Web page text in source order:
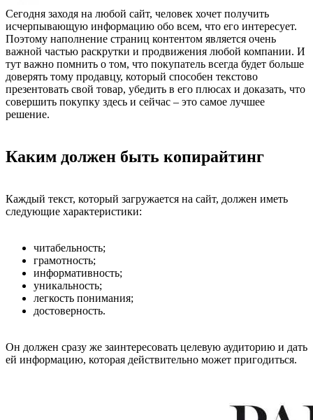
Сегодня заходя на любой сайт, человек хочет получить
исчерпывающую информацию обо всем, что его интересует.
Поэтому наполнение страниц контентом является очень
важной частью раскрутки и продвижения любой компании. И
тут важно помнить о том, что покупатель всегда будет больше
доверять тому продавцу, который способен текстово
презентовать свой товар, убедить в его плюсах и доказать, что
совершить покупку здесь и сейчас – это самое лучшее
решение.
Каким должен быть копирайтинг
Каждый текст, который загружается на сайт, должен иметь
следующие характеристики:
читабельность;
грамотность;
информативность;
уникальность;
легкость понимания;
достоверность.
Он должен сразу же заинтересовать целевую аудиторию и дать
ей информацию, которая действительно может пригодиться.